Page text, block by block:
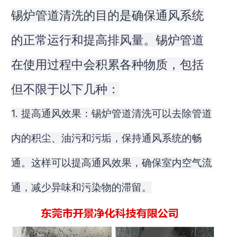
锡炉管道清洗的目的是确保通风系统
的正常运行和提高排风量。锡炉管道
在使用过程中会积累各种物质，包括
但不限于以下几种：
1. 提高通风效果：锡炉管道清洗可以去除管道
内的积尘、油污和污垢，保持通风系统的畅
通。这样可以提高通风效果，确保室内空气流
通，减少异味和污染物的滞留。